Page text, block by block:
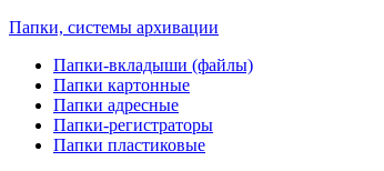
Папки, системы архивации
Папки-вкладыши (файлы)
Папки картонные
Папки адресные
Папки-регистраторы
Папки пластиковые